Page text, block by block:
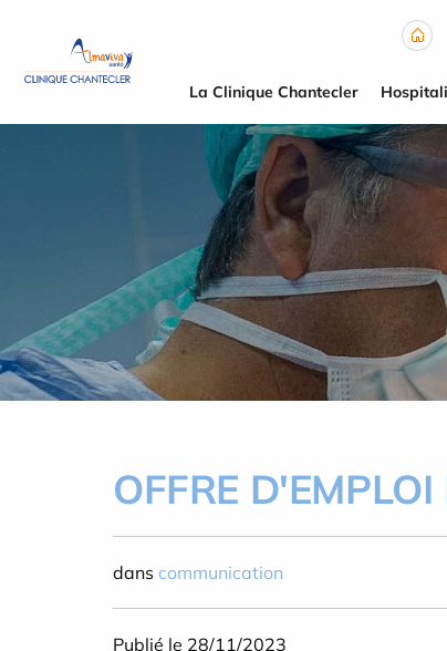
La Clinique Chantecler
OFFRE
dans communication
Publié le 28/11/2023